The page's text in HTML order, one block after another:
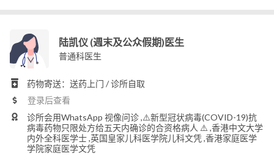
陆凯仪 (週末及公众假期)医生
普通科医生
药物寄送：送药上门 / 诊所自取
登录后查看
诊所会用WhatsApp 视像问诊 ,⚠️新型冠状病毒(COVID-19)抗
病毒药物只限处方给五天内确诊的合资格病人 ⚠️ ,香港中文大学
内外全科医学士 ,英国皇家儿科医学院儿科文凭 ,香港家庭医学
学院家庭医学文凭